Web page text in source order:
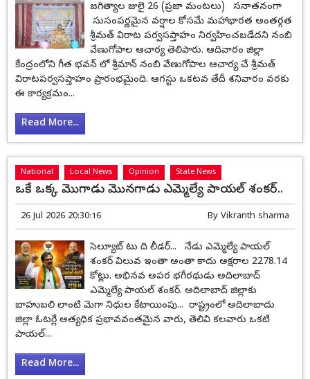
జగిత్యాల జులై 26 (ప్రజా మంటలు) సనాతనంగా
సుసంపర్ణమైన వర్షాల కోసమే మహాభారత అంతర్గత
శ్రీమత్ విరాట పర్వసప్తాహం నిర్వహించబడేదని నంబి
వేణుగోపాల ఆచార్య తెలిపారు. ఆదివారం జిల్లా
కేంద్రంలోని గీత భవన్ లో శ్రీమాన్ నంబి వేణుగోపాల ఆచార్య చే శ్రీమత్
విరాటపర్వసప్తాహం ప్రారంభమైంది. ఆగస్టు ఒకటవ తేదీ శనివారం వరకు
ఈ కార్యక్రమం...
Read More...
National Local News Opinion State News
ఒకే ఒక్క మొగాడు మొనగాడు ఎమ్మెల్యే పాయల్ శంకర్..
26 Jul 2026 20:30:16 By Vikranth sharma
సెల్యూట్ టు ది లీడర్... నేడు ఎమ్మెల్యే పాయల్
శంకర్ విలువ ఇంతా అంతా కాదు అక్షరాల 2278.14
కోట్లు. అభినవ అపర భగీరథుడు అదిలాబాద్
ఎమ్మెల్యే పాయల్ శంకర్. అదిలాబాద్ జిల్లాకు
బాహుబలి లాంటి మెగా నిధుల కేటాయింపు... రాష్ట్రంలో అదిలాబాదు
జిల్లా ఓటర్లే అత్యధిక ప్రభావవంతమైన వారు, తెలివి కలవారు ఒకటి
పాయల్...
Read More...